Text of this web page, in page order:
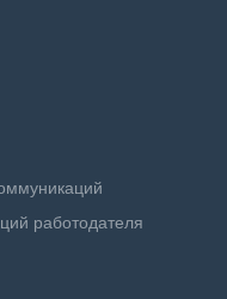
работодателя